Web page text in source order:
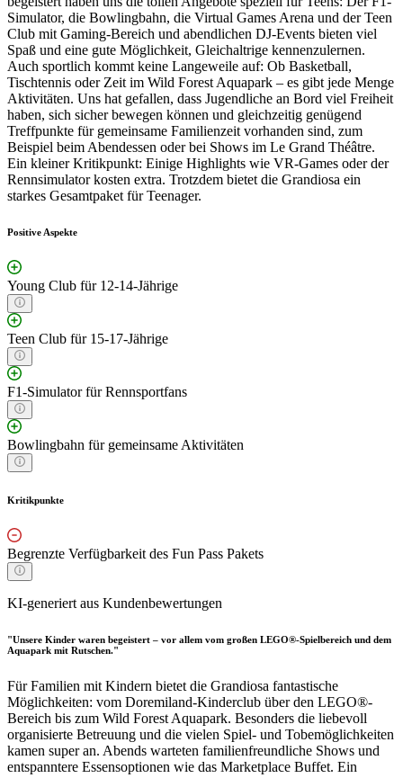
Simulator, die Bowlingbahn, die Virtual Games Arena und der Teen
Club mit Gaming-Bereich und abendlichen DJ-Events bieten viel
Spaß und eine gute Möglichkeit, Gleichaltrige kennenzulernen.
Auch sportlich kommt keine Langeweile auf: Ob Basketball,
Tischtennis oder Zeit im Wild Forest Aquapark – es gibt jede Menge
Aktivitäten. Uns hat gefallen, dass Jugendliche an Bord viel Freiheit
haben, sich sicher bewegen können und gleichzeitig genügend
Treffpunkte für gemeinsame Familienzeit vorhanden sind, zum
Beispiel beim Abendessen oder bei Shows im Le Grand Théâtre.
Ein kleiner Kritikpunkt: Einige Highlights wie VR-Games oder der
Rennsimulator kosten extra. Trotzdem bietet die Grandiosa ein
starkes Gesamtpaket für Teenager.
Positive Aspekte
Young Club für 12-14-Jährige
Teen Club für 15-17-Jährige
F1-Simulator für Rennsportfans
Bowlingbahn für gemeinsame Aktivitäten
Kritikpunkte
Begrenzte Verfügbarkeit des Fun Pass Pakets
KI-generiert aus Kundenbewertungen
"Unsere Kinder waren begeistert – vor allem vom großen LEGO®-Spielbereich und dem
Aquapark mit Rutschen."
Für Familien mit Kindern bietet die Grandiosa fantastische
Möglichkeiten: vom Doremiland-Kinderclub über den LEGO®-
Bereich bis zum Wild Forest Aquapark. Besonders die liebevoll
organisierte Betreuung und die vielen Spiel- und Tobemöglichkeiten
kamen super an. Abends warteten familienfreundliche Shows und
entspanntere Essensoptionen wie das Marketplace Buffet. Ein